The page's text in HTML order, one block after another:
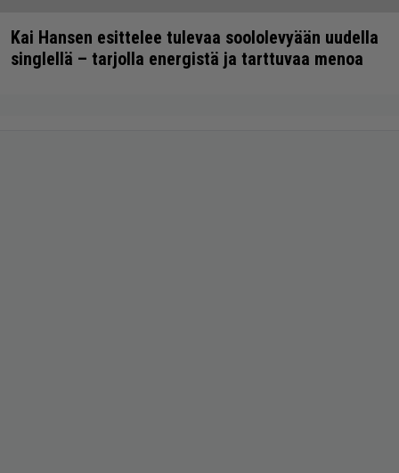
Kai Hansen esittelee tulevaa soololevyään uudella
singlellä – tarjolla energistä ja tarttuvaa menoa